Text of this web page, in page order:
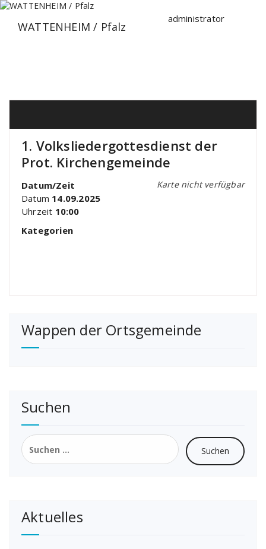
Zum
springenWATTENHEIM / Pfalz
administrator
1. Volksliedergottesdienst der
Prot. Kirchengemeinde
Karte nicht verfügbar
Datum/Zeit
Datum 14.09.2025
Uhrzeit 10:00
Kategorien
Wappen der Ortsgemeinde
Suchen
Suchen
nach:
Aktuelles